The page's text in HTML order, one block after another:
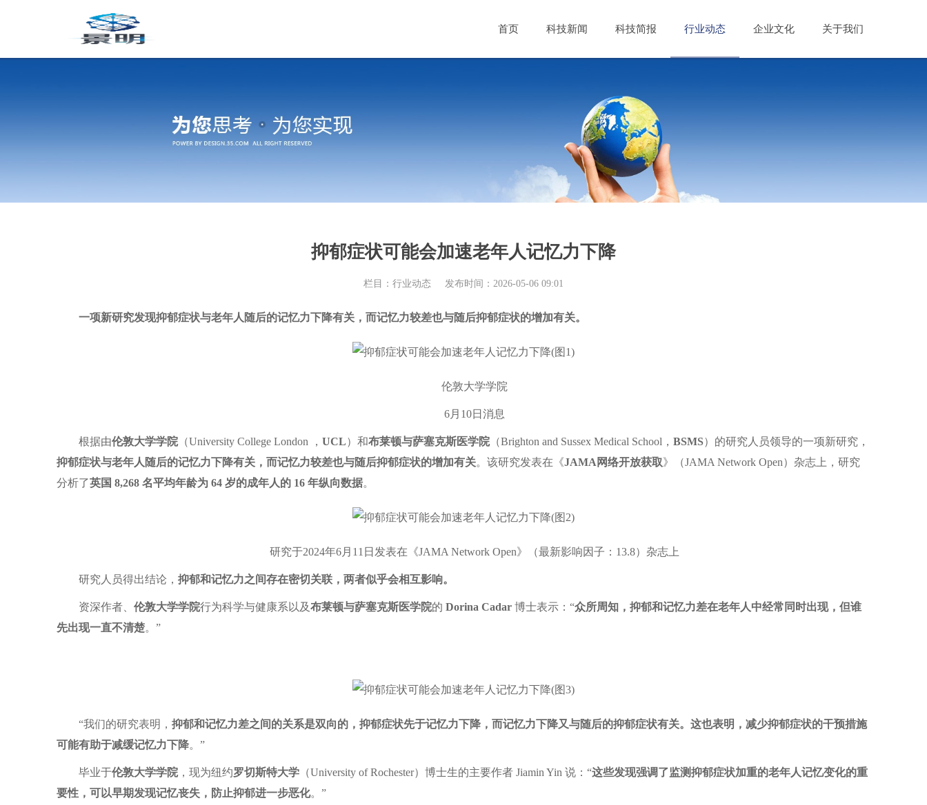
首页 科技新闻 科技简报 行业动态 企业文化 关于我们
抑郁症状可能会加速老年人记忆力下降
栏目：行业动态 发布时间：2026-05-06 09:01
一项新研究发现抑郁症状与老年人随后的记忆力下降有关，而记忆力较差也与随后抑郁症状的增加有关。
伦敦大学学院
6月10日消息
根据由伦敦大学学院（University College London ， UCL）和布莱顿与萨塞克斯医学院（Brighton and Sussex Medical School， BSMS）的研究人员领导的一项新研究，
抑郁症状与老年人随后的记忆力下降有关，而记忆力较差也与随后抑郁症状的增加有关。该研究发表在《JAMA网络开放获取》（JAMA Network Open）杂志上，研究
分析了英国 8,268 名平均年龄为 64 岁的成年人的 16 年纵向数据。
研究于2024年6月11日发表在《JAMA Network Open》（最新影响因子：13.8）杂志上
研究人员得出结论， 抑郁和记忆力之间存在密切关联，两者似乎会相互影响。
资深作者、 伦敦大学学院行为科学与健康系以及布莱顿与萨塞克斯医学院的 Dorina Cadar 博士表示：“众所周知，抑郁和记忆力差在老年人中经常同时出现，但谁
先出现一直不清楚。”
“我们的研究表明， 抑郁和记忆力差之间的关系是双向的，抑郁症状先于记忆力下降，而记忆力下降又与随后的抑郁症状有关。这也表明，减少抑郁症状的干预措施
可能有助于减缓记忆力下降。”
毕业于伦敦大学学院，现为纽约罗切斯特大学 （University of Rochester）博士生的主要作者 Jiamin Yin 说：“这些发现强调了监测抑郁症状加重的老年人记忆变化的重
要性，可以早期发现记忆丧失，防止抑郁进一步恶化。”